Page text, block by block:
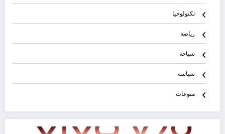
تكنولوجيا
رياضة
سياحة
سياسة
منوعات